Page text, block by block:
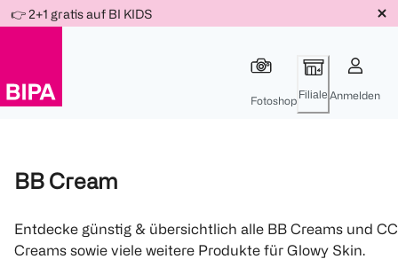
Für
Für
Für
Weiter
zum
👉 2+1 gratis auf BI KIDS
Fotoshop Filiale Anmelden
BB Cream
Entdecke günstig & übersichtlich alle BB Creams und CC
Creams sowie viele weitere Produkte für Glowy Skin.